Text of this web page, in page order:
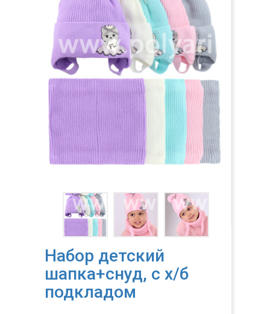
Набор детский
шапка+снуд, с х/б
подкладом